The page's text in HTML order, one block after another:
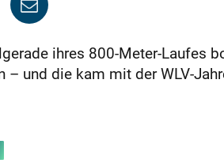
ihres 800-Meter-Laufes
und die kam mit der WLV-